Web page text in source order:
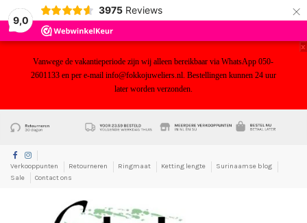
9,0
3975 Reviews ×
Vanwege de vakantieperiode zijn wij alleen bereikbaar via WhatsApp 050-
2601133 en per e-mail info@fokkojuweliers.nl. Bestellingen kunnen 24 uur
later worden verzonden.
x
Verkooppunten Retourneren Ringmaat Ketting lengte
Surinaamse blog
Sale
Contact ons